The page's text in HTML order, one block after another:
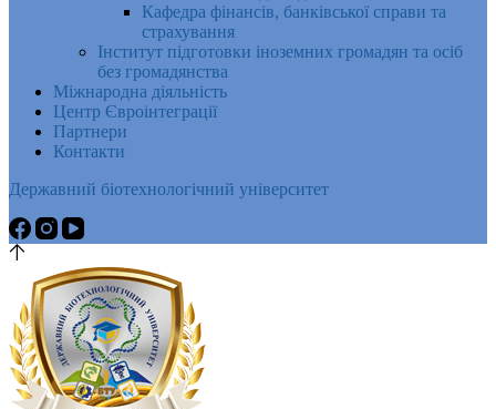
Кафедра фінансів, банківської справи та
страхування
Інститут підготовки іноземних громадян та осіб
без громадянства
Міжнародна діяльність
Центр Євроінтеграції
Партнери
Контакти
Державний біотехнологічний університет